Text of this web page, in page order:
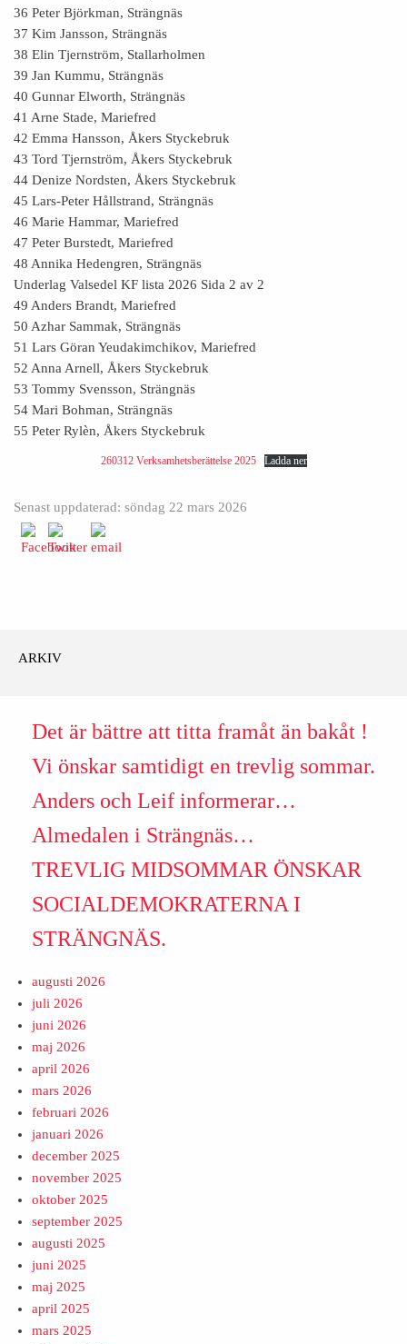
36 Peter Björkman, Strängnäs
37 Kim Jansson, Strängnäs
38 Elin Tjernström, Stallarholmen
39 Jan Kummu, Strängnäs
40 Gunnar Elworth, Strängnäs
41 Arne Stade, Mariefred
42 Emma Hansson, Åkers Styckebruk
43 Tord Tjernström, Åkers Styckebruk
44 Denize Nordsten, Åkers Styckebruk
45 Lars-Peter Hållstrand, Strängnäs
46 Marie Hammar, Mariefred
47 Peter Burstedt, Mariefred
48 Annika Hedengren, Strängnäs
Underlag Valsedel KF lista 2026 Sida 2 av 2
49 Anders Brandt, Mariefred
50 Azhar Sammak, Strängnäs
51 Lars Göran Yeudakimchikov, Mariefred
52 Anna Arnell, Åkers Styckebruk
53 Tommy Svensson, Strängnäs
54 Mari Bohman, Strängnäs
55 Peter Rylèn, Åkers Styckebruk
260312 Verksamhetsberättelse 2025 Ladda ner
Senast uppdaterad: söndag 22 mars 2026
ARKIV
Det är bättre att titta framåt än bakåt !
Vi önskar samtidigt en trevlig sommar.
Anders och Leif informerar…
Almedalen i Strängnäs…
TREVLIG MIDSOMMAR ÖNSKAR
SOCIALDEMOKRATERNA I
STRÄNGNÄS.
augusti 2026
juli 2026
juni 2026
maj 2026
april 2026
mars 2026
februari 2026
januari 2026
december 2025
november 2025
oktober 2025
september 2025
augusti 2025
juni 2025
maj 2025
april 2025
mars 2025